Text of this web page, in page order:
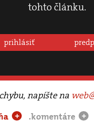
tohto článku.
prihlásiť
napíšte na
+ .komentáre +